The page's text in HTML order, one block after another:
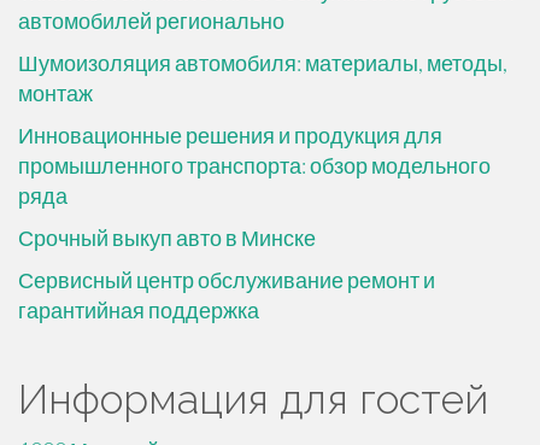
автомобилей регионально
Шумоизоляция автомобиля: материалы, методы,
монтаж
Инновационные решения и продукция для
промышленного транспорта: обзор модельного
ряда
Срочный выкуп авто в Минске
Сервисный центр обслуживание ремонт и
гарантийная поддержка
Информация для гостей